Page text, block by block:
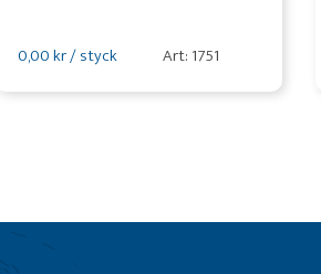
0,00 kr / styck Art: 1751